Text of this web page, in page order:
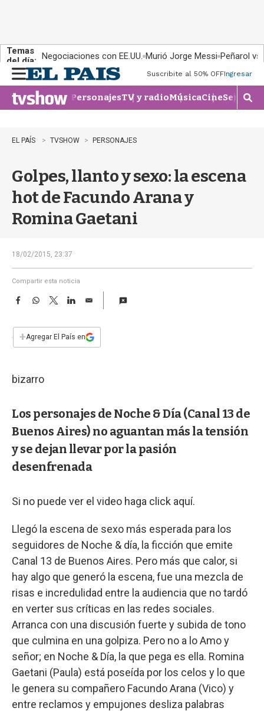
Temas
del día: Negociaciones con EE.UU. Murió Jorge Messi Peñarol
n
u
Suscribite al 50% OFFIngresar
PersonajesTV y radioMúsicaCineSeries
M
o
a
EL PAÍS TVSHOW PERSONAJES
Golpes, llanto y sexo: la escena
hot de Facundo Arana y
Romina Gaetani
18/02/2015, 23:37
Compartir esta noticia
F
e
b
k
W
s
p
T
w
t
L
E
i
l
+Agregar El País en
bizarro
Los personajes de Noche & Día (Canal 13 de
Buenos Aires) no aguantan más la tensión
y se dejan llevar por la pasión
desenfrenada
Si no puede ver el video haga click aquí.
Llegó la escena de sexo más esperada para los
seguidores de Noche & día, la ficción que emite
Canal 13 de Buenos Aires. Pero más que calor, si
hay algo que generó la escena, fue una mezcla de
risas e incredulidad entre la audiencia que no tardó
en verter sus críticas en las redes sociales.
Arranca con una discusión fuerte y subida de tono
que culmina en una golpiza. Pero no a lo Amo y
señor; en Noche & Día, la que pega es ella. Romina
Gaetani (Paula) está poseída por los celos y lo que
le genera su compañero Facundo Arana (Vico) y
entre reclamos y empujones desliza palabras